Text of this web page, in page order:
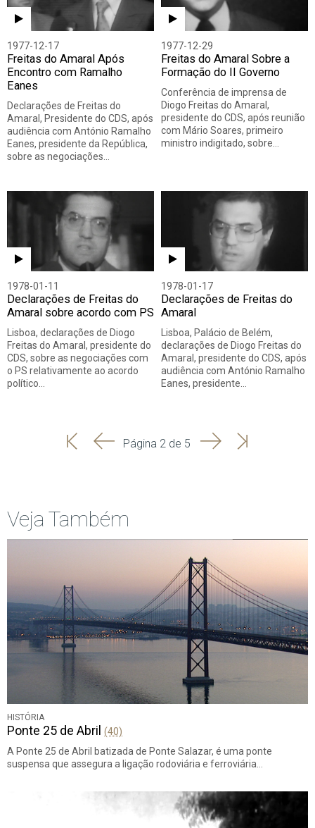
1977-12-17
Freitas do Amaral Após
Encontro com Ramalho
Eanes
Declarações de Freitas do
Amaral, Presidente do CDS, após
audiência com António Ramalho
Eanes, presidente da República,
sobre as negociações…
1977-12-29
Freitas do Amaral Sobre a
Formação do II Governo
Conferência de imprensa de
Diogo Freitas do Amaral,
presidente do CDS, após reunião
com Mário Soares, primeiro
ministro indigitado, sobre…
1978-01-11
Declarações de Freitas do
Amaral sobre acordo com PS
Lisboa, declarações de Diogo
Freitas do Amaral, presidente do
CDS, sobre as negociações com
o PS relativamente ao acordo
político…
1978-01-17
Declarações de Freitas do
Amaral
Lisboa, Palácio de Belém,
declarações de Diogo Freitas do
Amaral, presidente do CDS, após
audiência com António Ramalho
Eanes, presidente…
'
'
Página 2 de 5 SeguinteÚltima
Veja Também
HISTÓRIA
Ponte 25 de Abril (40)
A Ponte 25 de Abril batizada de Ponte Salazar, é uma ponte
suspensa que assegura a ligação rodoviária e ferroviária…